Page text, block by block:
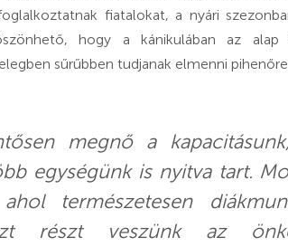
fiatalokat, a nyári
hogy a kánikulában az
sűrűbben tudjanak elmenni
megnő a
egységünk is nyitva tart.
természetesen
részt veszünk az